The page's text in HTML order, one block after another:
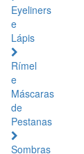
Eyeliners
e
Lápis
Rímel
e
Máscaras
de
Pestanas
Sombras